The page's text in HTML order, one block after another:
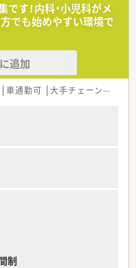
です！内科・小児科がメ
でも始めやすい環境で
追加
車通勤可 大手チェーン以外
制